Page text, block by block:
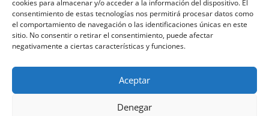
cookies para almacenar y/o acceder a la información del dispositivo. El
consentimiento de estas tecnologías nos permitirá procesar datos como
el comportamiento de navegación o las identificaciones únicas en este
sitio. No consentir o retirar el consentimiento, puede afectar
negativamente a ciertas características y funciones.
Aceptar
Denegar
Aviso Legal
Política de privadidad
Política de cookies